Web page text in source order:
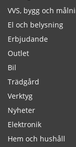
VVS, bygg och
El och belysning
Erbjudande
Outlet
Bil
Trädgård
Verktyg
Nyheter
Elektronik
Hem och hushåll